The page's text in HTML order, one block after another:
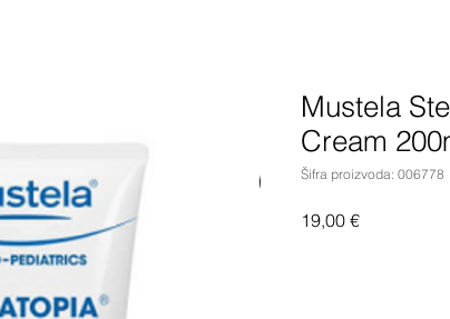
Mustela
Cream
Šifra proizvoda: 006778
19,00 €Cijena